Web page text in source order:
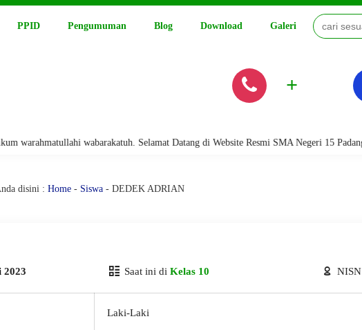
PPID Pengumuman Blog Download Galeri Video
+
wabarakatuh. Selamat Datang di Website Resmi SMA Negeri 15 Padang
disini : Home- Siswa- DEDEK ADRIAN
2023 Saat ini di Kelas 10 NISN
Laki-Laki